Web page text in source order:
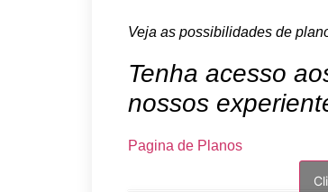
Veja as possibilidades de
Tenha acesso
nossos
Pagina de Planos